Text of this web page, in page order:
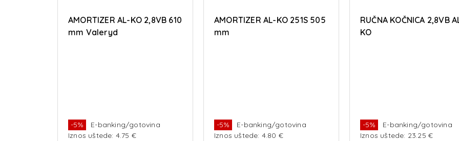
AMORTIZER AL-KO 2,8VB 610
mm Valeryd
-5%
E-banking/gotovina
Iznos uštede: 4.75 €
AMORTIZER AL-KO 251S 505
mm
-5%
E-banking/gotovina
Iznos uštede: 4.80 €
RUČNA KOČNICA 2,8VB
KO
-5%
E-banking/gotovina
Iznos uštede: 23.25 €